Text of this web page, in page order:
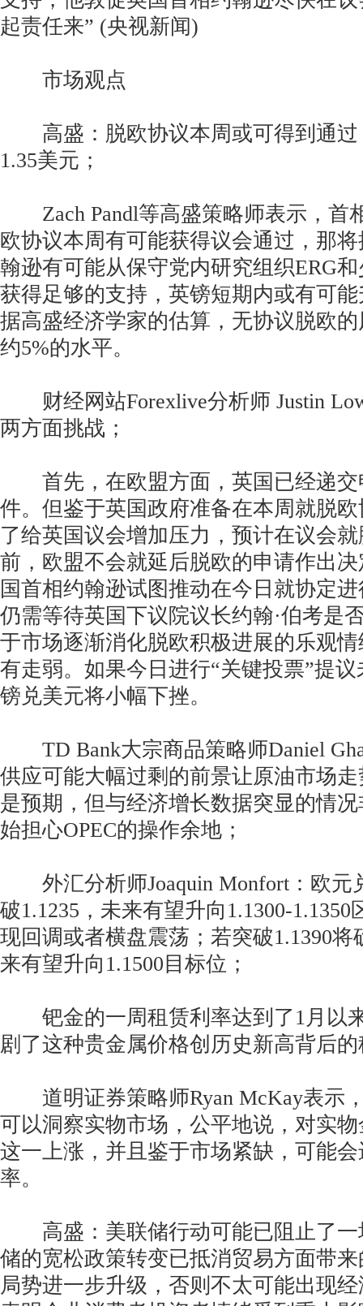
起责任来” (央视新闻)
市场观点
高盛：脱欧协议本周或可得到通过
1.35美元；
Zach Pandl等高盛策略师表示，首
欧协议本周有可能获得议会通过，那
翰逊有可能从保守党内研究组织ERG
获得足够的支持，英镑短期内或有可
据高盛经济学家的估算，无协议脱欧
约5%的水平。
财经网站Forexlive分析师 Justin
两方面挑战；
首先，在欧盟方面，英国已经递交
件。但鉴于英国政府准备在本周就脱
了给英国议会增加压力，预计在议会
前，欧盟不会就延后脱欧的申请作出
国首相约翰逊试图推动在今日就协定
仍需等待英国下议院议长约翰·伯考是
于市场逐渐消化脱欧积极进展的乐观
有走弱。如果今日进行“关键投票”提
镑兑美元将小幅下挫。
TD Bank大宗商品策略师Daniel
供应可能大幅过剩的前景让原油市场
是预期，但与经济增长数据突显的情
始担心OPEC的操作余地；
外汇分析师Joaquin Monfort：欧元
破1.1235，未来有望升向1.1300-
现回调或者横盘震荡；若突破1.1390
来有望升向1.1500目标位；
钯金的一周租赁利率达到了1月以
剧了这种贵金属价格创历史新高背后
道明证券策略师Ryan McKay表示
可以洞察实物市场，公平地说，对实
这一上涨，并且鉴于市场紧缺，可能
率。
高盛：美联储行动可能已阻止了一
储的宽松政策转变已抵消贸易方面带
局势进一步升级，否则不太可能出现